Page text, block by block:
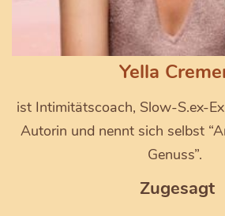
Yella
ist Intimitätscoach, Slow-S.ex-
Autorin und nennt sich selbst
Genuss”.
Zugesagt